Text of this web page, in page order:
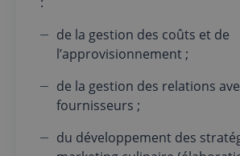
de la gestion des coûts et de
l’approvisionnement ;
de la gestion des relations
fournisseurs ;
du développement des